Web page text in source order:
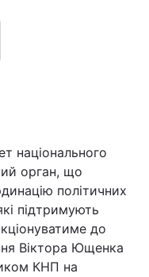
національного
орган, що
політичних
підтримують
до
Віктора Ющенка
КНП на